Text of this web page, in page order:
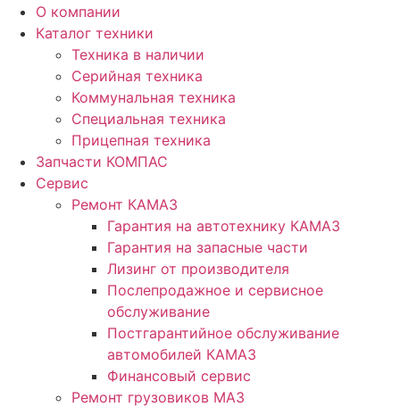
О компании
Каталог техники
Техника в наличии
Серийная техника
Коммунальная техника
Специальная техника
Прицепная техника
Запчасти КОМПАС
Сервис
Ремонт КАМАЗ
Гарантия на автотехнику КАМАЗ
Гарантия на запасные части
Лизинг от производителя
Послепродажное и сервисное
обслуживание
Постгарантийное обслуживание
автомобилей КАМАЗ
Финансовый сервис
Ремонт грузовиков МАЗ